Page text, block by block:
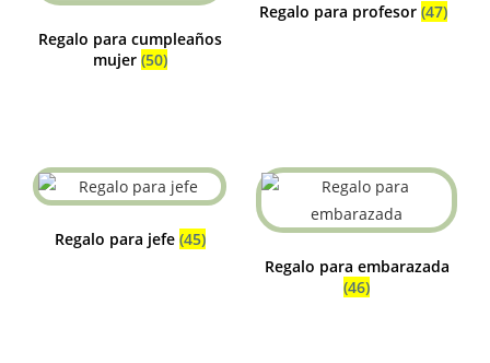
Regalo para cumpleaños
mujer (50)
Regalo para profesor (47)
Regalo para jefe (45)
Regalo para embarazada
(46)